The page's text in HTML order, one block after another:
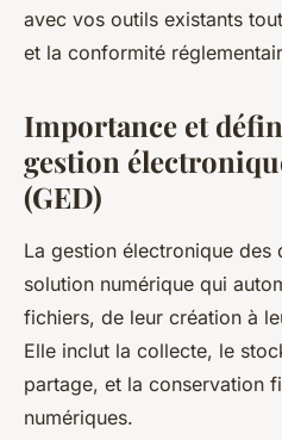
avec vos outils existants
et la conformité
Importance et
gestion
(GED)
La gestion électronique des
solution numérique qui
fichiers, de leur création à
Elle inclut la collecte, le
partage, et la conservation
numériques.